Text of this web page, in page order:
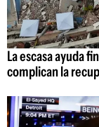
La escasa ayuda
complican la